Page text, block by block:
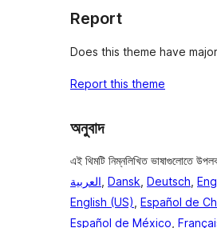
Report
Does this theme have
Report this theme
অনুবাদ
এই থিমটি নিম্নলিখিত ভাষাগুলোতে
العربية, Dansk, Deutsch,
English (US), Español de
Español de México,